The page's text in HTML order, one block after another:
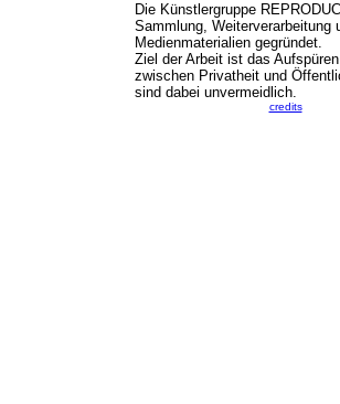
Die Künstlergruppe
Sammlung, Weiterverarbeitung
Medienmaterialien gegründet.
Ziel der Arbeit ist das
zwischen Privatheit und
sind dabei unvermeidlich.
credits